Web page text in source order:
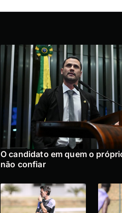
O candidato em quem o
não confiar